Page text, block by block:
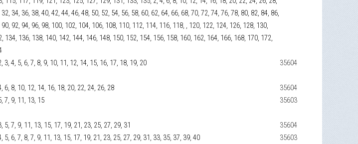
32, 34, 36, 38, 40, 42, 44, 46, 48, 50, 52, 54, 56, 58, 60, 62, 64, 66, 68, 70, 72, 74, 76, 78, 80, 82, 84, 86,
90, 92, 94, 96, 98, 100, 102, 104, 106, 108, 110, 112, 114, 116, 118, , 120, 122, 124, 126, 128, 130,
134, 136, 138, 140, 142, 144, 146, 148, 150, 152, 154, 156, 158, 160, 162, 164, 166, 168, 170, 172,
3, 4, 5, 6, 7, 8, 9, 10, 11, 12, 14, 15, 16, 17, 18, 19, 20 35604
6, 8, 10, 12, 14, 16, 18, 20, 22, 24, 26, 28
35604
7, 9, 11, 13, 15 35603
5, 7, 9, 11, 13, 15, 17, 19, 21, 23, 25, 27, 29, 31
35604
5, 6, 7, 8, 7, 9, 11, 13, 15, 17, 19, 21, 23, 25, 27, 29, 31, 33, 35, 37, 39, 40
35603